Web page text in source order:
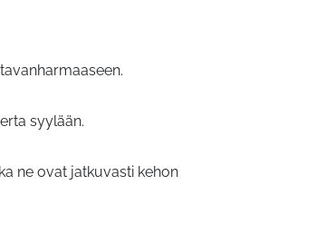
syylään.
ne ovat jatkuvasti kehon